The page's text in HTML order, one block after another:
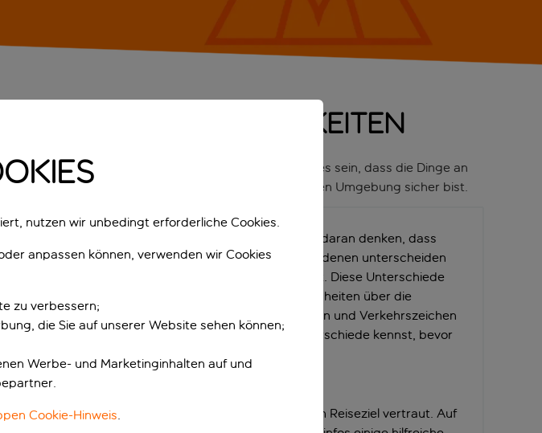
von Sehenswürdigkeiten
geniessen kannst. Allerdings kann es sein, dass die Dinge an
darüber machst, wie du in einer ungewohnten Umgebung sicher bist.
Wenn du im Ausland Auto fahren willst, solltest du daran denken, dass
sich die Verkehrsbedingungen wahrscheinlich von denen unterscheiden
werden, die du von zu Hause kennst und erwartest. Diese Unterschiede
können von den örtlichen Gesetzen und Gepflogenheiten über die
Fahrzeugtypen bis hin zu den Strassenverhältnissen und Verkehrszeichen
reichen. Vergewissere dich, dass du all diese Unterschiede kennst, bevor
Wichtige Punkte die du beachten solltest:
Mache dich mit den Verkehrsregeln in deinem Reiseziel vertraut. Auf
nutzen wir unbedingt erforderliche Cookies.
anpassen können, verwenden wir Cookies
zu verbessern;
die Sie auf unserer Website sehen können;
Werbe- und Marketinginhalten auf und
Cookie-Hinweis